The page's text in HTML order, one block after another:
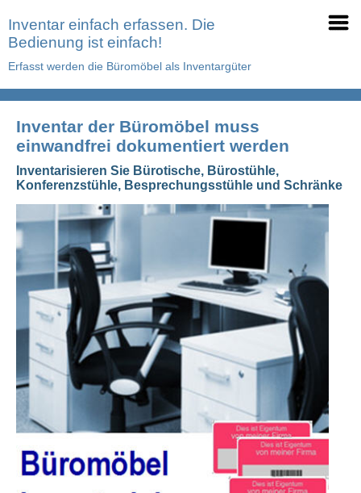
Inventar einfach erfassen. Die
Bedienung ist einfach!
Erfasst werden die Büromöbel als Inventargüter
Inventar der Büromöbel muss
einwandfrei dokumentiert werden
Inventarisieren Sie Bürotische, Bürostühle,
Konferenzstühle, Besprechungsstühle und Schränke